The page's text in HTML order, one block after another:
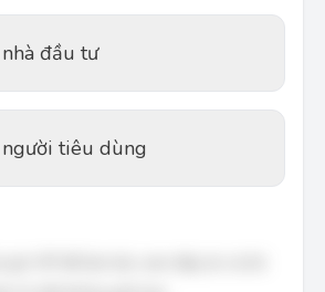
đầu tư
tiêu dùng